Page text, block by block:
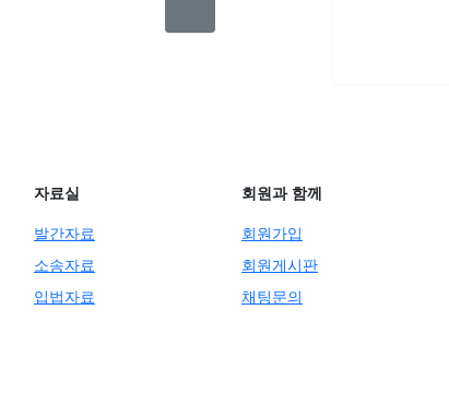
자료실
발간자료
소송자료
입법자료
회원과 함께
회원가입
회원게시판
채팅문의